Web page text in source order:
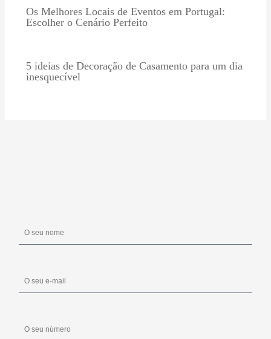
Os Melhores Locais de Eventos em Portugal:
Escolher o Cenário Perfeito
5 ideias de Decoração de Casamento para um dia
inesquecível